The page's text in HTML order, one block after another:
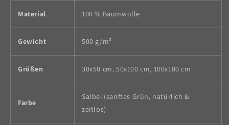
Material 100 % Baumwolle
Gewicht 500 g/m²
Größen 30x50 cm, 50x100 cm, 100x180 cm
Farbe
Salbei (sanftes Grün, natürlich &
zeitlos)